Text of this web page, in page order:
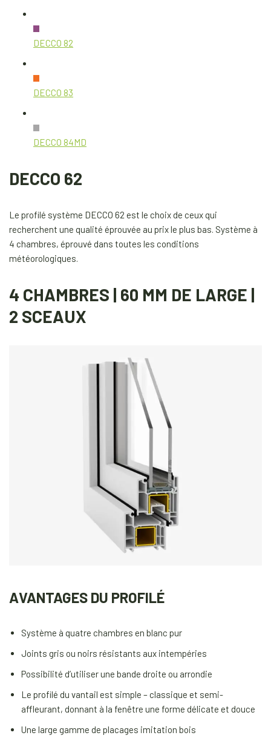
DECCO 82
DECCO 83
DECCO 84MD
DECCO 62
Le profilé système DECCO 62 est le choix de ceux qui
recherchent une qualité éprouvée au prix le plus bas. Système à
4 chambres, éprouvé dans toutes les conditions
météorologiques.
4 CHAMBRES | 60 MM DE LARGE |
2 SCEAUX
AVANTAGES DU PROFILÉ
Système à quatre chambres en blanc pur
Joints gris ou noirs résistants aux intempéries
Possibilité d’utiliser une bande droite ou arrondie
Le profilé du vantail est simple – classique et semi-
affleurant, donnant à la fenêtre une forme délicate et douce
Une large gamme de placages imitation bois